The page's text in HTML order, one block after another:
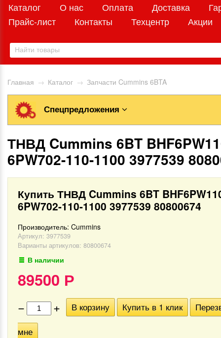
Каталог О нас Оплата Доставка
Прайс-лист
Контакты Техцентр Акции
Главная → Каталог → Запчасти Cummins 6BTA
Спецпредложения
ТНВД Cummins 6BT
6PW702-110-1100 3977539
Купить ТНВД Cummins 6BT
6PW702-110-1100 3977539 80800674
Производитель: Cummins
Артикул: 3977539
Варианты артикулов: 80800674
В наличии
89500 Р
−
+ В корзину Купить в 1 клик
мне